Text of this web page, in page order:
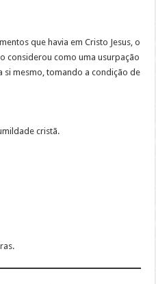
que havia em Cristo Jesus, o
considerou como uma usurpação
si mesmo, tomando a condição de
cristã.